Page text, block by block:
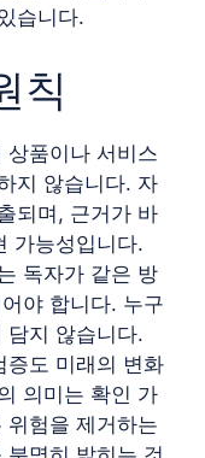
습니다.
칙
상품이나 서비스
지 않습니다. 자
되며, 근거가 바
가능성입니다.
독자가 같은 방
야 합니다. 누구
담지 않습니다.
증도 미래의 변화
의미는 확인 가
위험을 제거하는